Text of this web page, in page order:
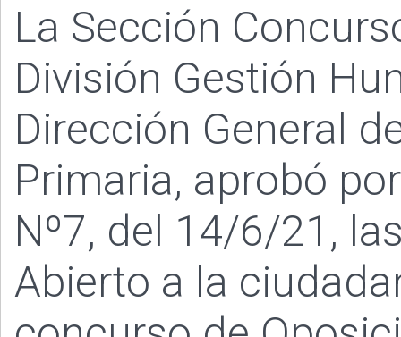
La Sección
División Gestión
Dirección General
Primaria, aprobó
Nº7, del 14/6/21,
Abierto a la